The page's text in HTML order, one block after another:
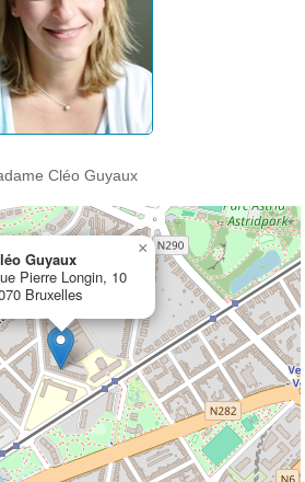
Cléo Guyaux
Guyaux
Pierre Longin, 10
Bruxelles
×